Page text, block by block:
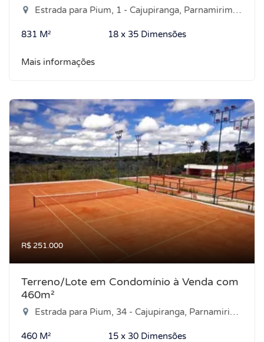
Estrada para Pium, 1 - Cajupiranga, Parnamirim-RN
831 M² 18 x 35 Dimensões
Mais informações
R$ 251.000
Terreno/Lote em Condomínio à Venda com
460m²
Estrada para Pium, 34 - Cajupiranga, Parnamirim-RN
460 M² 15 x 30 Dimensões